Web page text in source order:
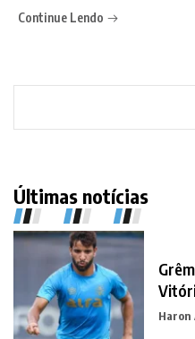
Continue Lendo
Últimas notícias
Haron